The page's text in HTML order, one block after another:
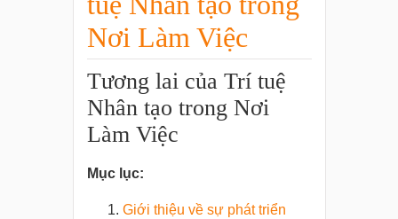
Nơi Làm Việc
Tương lai của Trí tuệ
Nhân tạo trong Nơi
Làm Việc
Mục lục:
Giới thiệu về sự phát triển